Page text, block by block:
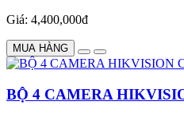
Giá: 4,400,000đ
MUA HÀNG
BỘ 4 CAMERA